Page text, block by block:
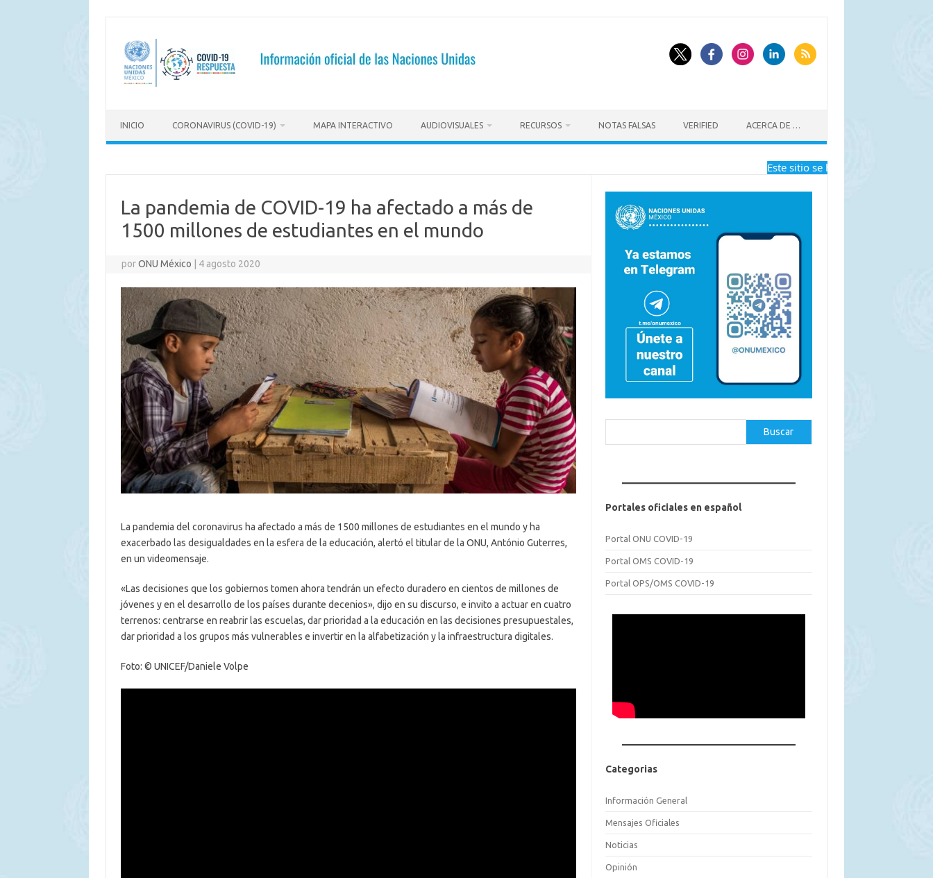
contenido
INICIO CORONAVIRUS (COVID-19) MAPA INTERACTIVO AUDIOVISUALES RECURSOS NOTAS FALSAS VERIFIED ACERCA DE …
Este sitio se ha dejado de actualizar
La pandemia de COVID-19 ha afectado a más de
1500 millones de estudiantes en el mundo
porONU México 4 agosto 2020
La pandemia del coronavirus ha afectado a más de 1500 millones de estudiantes en el mundo y ha
exacerbado las desigualdades en la esfera de la educación, alertó el titular de la ONU, António Guterres,
en un videomensaje.
«Las decisiones que los gobiernos tomen ahora tendrán un efecto duradero en cientos de millones de
jóvenes y en el desarrollo de los países durante decenios», dijo en su discurso, e invito a actuar en cuatro
terrenos: centrarse en reabrir las escuelas, dar prioridad a la educación en las decisiones presupuestales,
dar prioridad a los grupos más vulnerables e invertir en la alfabetización y la infraestructura digitales.
Foto: © UNICEF/Daniele Volpe
Buscar
Portales oficiales en español
Portal ONU COVID-19
Portal OMS COVID-19
Portal OPS/OMS COVID-19
Categorias
Información General
Mensajes Oficiales
Noticias
Opinión